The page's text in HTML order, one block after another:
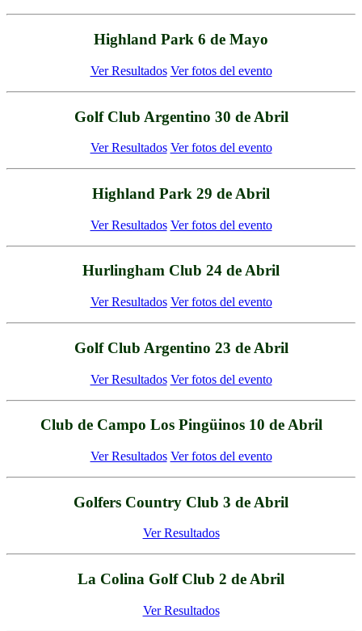
Highland Park 6 de Mayo
Ver Resultados Ver fotos del evento
Golf Club Argentino 30 de Abril
Ver Resultados Ver fotos del evento
Highland Park 29 de Abril
Ver Resultados Ver fotos del evento
Hurlingham Club 24 de Abril
Ver Resultados Ver fotos del evento
Golf Club Argentino 23 de Abril
Ver Resultados Ver fotos del evento
Club de Campo Los Pingüinos 10 de Abril
Ver Resultados Ver fotos del evento
Golfers Country Club 3 de Abril
Ver Resultados
La Colina Golf Club 2 de Abril
Ver Resultados